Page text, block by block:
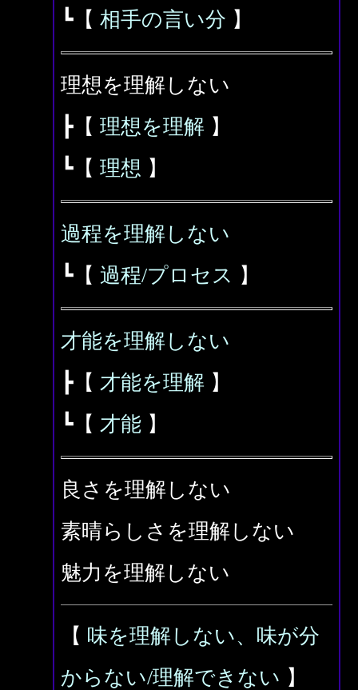
┗【 相手の言い分 】
理想を理解しない
┣【 理想を理解 】
┗【 理想 】
過程を理解しない
┗【 過程/プロセス 】
才能を理解しない
┣【 才能を理解 】
┗【 才能 】
良さを理解しない
素晴らしさを理解しない
魅力を理解しない
【 味を理解しない、味が分
からない/理解できない 】